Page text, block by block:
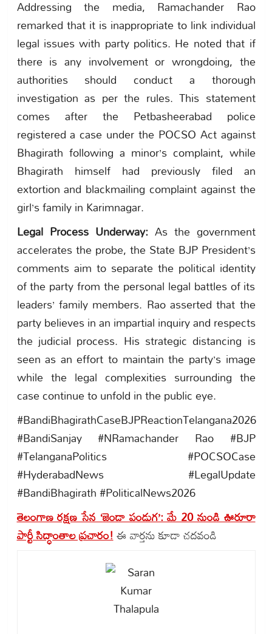
Addressing the media, Ramachander Rao
remarked that it is inappropriate to link individual
legal issues with party politics. He noted that if
there is any involvement or wrongdoing, the
authorities should conduct a thorough
investigation as per the rules. This statement
comes after the Petbasheerabad police
registered a case under the POCSO Act against
Bhagirath following a minor’s complaint, while
Bhagirath himself had previously filed an
extortion and blackmailing complaint against the
girl’s family in Karimnagar.
Legal Process Underway:As the government
accelerates the probe, the State BJP President’s
comments aim to separate the political identity
of the party from the personal legal battles of its
leaders’ family members. Rao asserted that the
party believes in an impartial inquiry and respects
the judicial process. His strategic distancing is
seen as an effort to maintain the party’s image
while the legal complexities surrounding the
case continue to unfold in the public eye.
#BandiBhagirathCaseBJPReactionTelangana2026
#BandiSanjay #NRamachander Rao #BJP
#TelanganaPolitics #POCSOCase
#HyderabadNews #LegalUpdate
#BandiBhagirath #PoliticalNews2026
తెలంగాణ రక్షణ సేన ‘జెండా పండుగ’: మే 20 నుండి ఊరూరా
పార్టీ సిద్ధాంతాల ప్రచారం!ఈ వార్తను కూడా చదవండి